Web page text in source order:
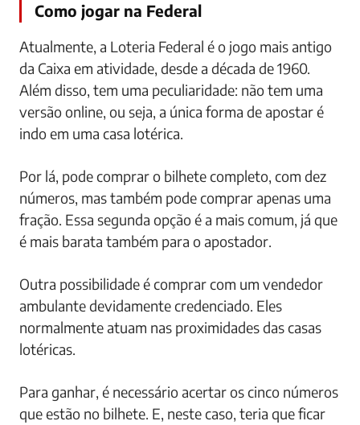
Como jogar na Federal
Atualmente, a Loteria Federal é o jogo mais antigo
da Caixa em atividade, desde a década de 1960.
Além disso, tem uma peculiaridade: não tem uma
versão online, ou seja, a única forma de apostar é
indo em uma casa lotérica.
Por lá, pode comprar o bilhete completo, com dez
números, mas também pode comprar apenas uma
fração. Essa segunda opção é a mais comum, já que
é mais barata também para o apostador.
Outra possibilidade é comprar com um vendedor
ambulante devidamente credenciado. Eles
normalmente atuam nas proximidades das casas
lotéricas.
Para ganhar, é necessário acertar os cinco números
que estão no bilhete. E, neste caso, teria que ficar